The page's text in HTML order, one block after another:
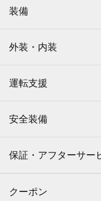
装備
外装・内装
運転支援
安全装備
保証・アフターサー
クーポン